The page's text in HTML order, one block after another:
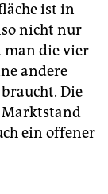
ist in
nicht nur
man die vier
andere
Die
Marktstand
ein offener